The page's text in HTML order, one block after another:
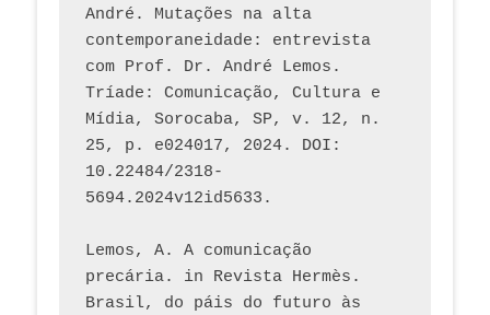
André. Mutações na alta
contemporaneidade: entrevista
com Prof. Dr. André Lemos.
Tríade: Comunicação, Cultura e
Mídia, Sorocaba, SP, v. 12, n.
25, p. e024017, 2024. DOI:
10.22484/2318-
5694.2024v12id5633.
Lemos, A. A comunicação
precária. in Revista Hermès.
Brasil, do páis do futuro às